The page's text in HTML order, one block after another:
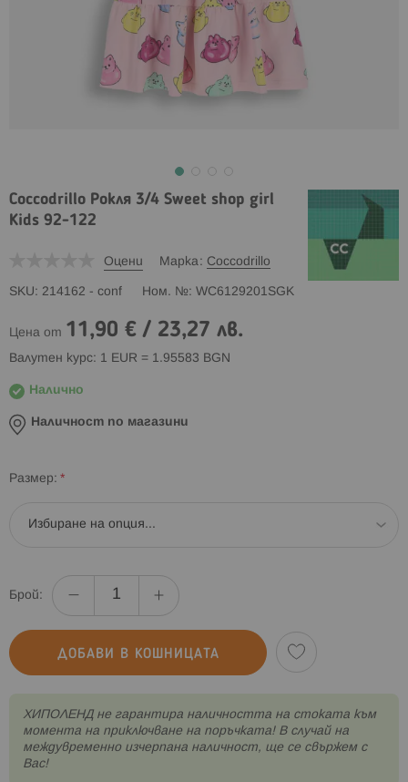
Coccodrillo Рокля 3/4 Sweet shop girl
Kids 92-122
Оцени Марка Coccodrillo
SKU 214162 - conf Ном. № WC6129201SGK
Цена от 11,90 € / 23,27 лв.
Валутен курс: 1 EUR = 1.95583 BGN
Налично
Наличност по магазини
Размер
Брой:
ДОБАВИ В КОШНИЦАТА
XИПОЛЕНД не гарантира наличността на стоката към
момента на приключване на поръчката! В случай на
междувременно изчерпана наличност, ще се свържем с
Вас!